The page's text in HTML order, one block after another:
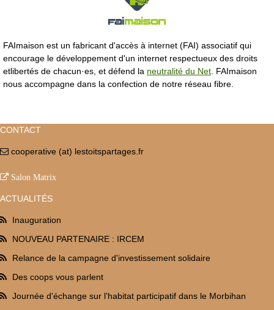
FAImaison est un fabricant d'accès à internet (FAI) associatif qui
encourage le développement d'un internet respectueux des droits
etlibertés de chacun·es, et défend la neutralité du Net . FAImaison
nous accompagne dans la confection de notre réseau fibre.
CONTACT
 cooperative (at) lestoitspartages.fr
 Salon Matrix
ACTUALITÉS
Inauguration
NOUVEAU PARTENAIRE : IRCEM
Relance de la campagne d'investissement solidaire
Des coops vous parlent
Journée d'échange sur l'habitat participatif dans le Morbihan